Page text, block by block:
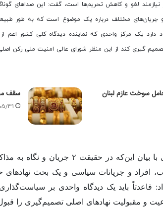
و جریان‌های مختلف درباره یک موضوع است که به طور
دارد یک مرکز واحدی که نماینده دیدگاه کلی کشور اعم
گیری کند از این منظر شورای عالی امنیت ملی رکن
سوخت عازم لبنان
سقف
31
این نماینده پیشین مجلس شورای با بیان
افراد و جریانات سیاسی و یک بحث نهادهای
قاعدتاً باید یک دیدگاه واحدی بر
و مقبولیت نهادهای اصلی تصمیم‌گیری را قبول